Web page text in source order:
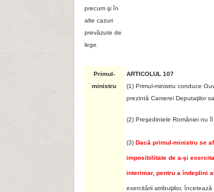
precum şi în
alte cazuri
prevăzute de
lege.
Primul-
ministru
ARTICOLUL 107
(1) Primul-ministru conduce
prezintă Camerei Deputaţilor
(2) Preşedintele României nu
(3) Dacă primul-ministru se
imposibilitate de a-şi
interimar, pentru a îndeplini
exercitării atribuţiilor,